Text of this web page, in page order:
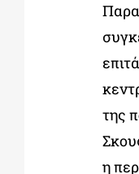
της
η